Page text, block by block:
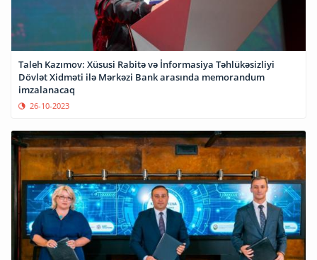
Taleh Kazımov: Xüsusi Rabitə və İnformasiya Təhlükəsizliyi
Dövlət Xidməti ilə Mərkəzi Bank arasında memorandum
imzalanacaq
26-10-2023